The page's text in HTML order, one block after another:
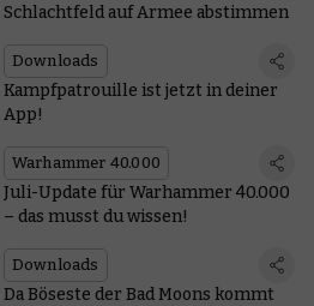
Schlachtfeld auf Armee abstimmen
Downloads
Kampfpatrouille ist jetzt in deiner
App!
Warhammer 40.000
Juli-Update für Warhammer 40.000
– das musst du wissen!
Downloads
Da Böseste der Bad Moons kommt